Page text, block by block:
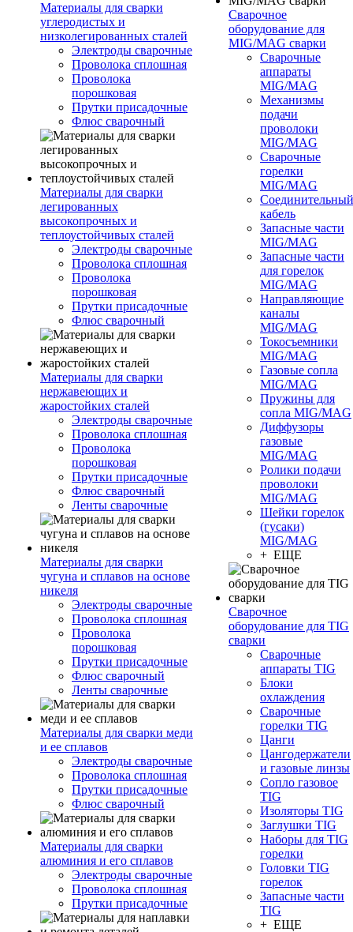
Материалы для сварки
углеродистых и
низколегированных сталей
Электроды сварочные
Проволока сплошная
Проволока
порошковая
Прутки присадочные
Флюс сварочный
Материалы для сварки
легированных
высокопрочных и
теплоустойчивых сталей
Электроды сварочные
Проволока сплошная
Проволока
порошковая
Прутки присадочные
Флюс сварочный
Материалы для сварки
нержавеющих и
жаростойких сталей
Электроды сварочные
Проволока сплошная
Проволока
порошковая
Прутки присадочные
Флюс сварочный
Ленты сварочные
Материалы для сварки
чугуна и сплавов на основе
никеля
Электроды сварочные
Проволока сплошная
Проволока
порошковая
Прутки присадочные
Флюс сварочный
Ленты сварочные
Материалы для сварки меди
и ее сплавов
Электроды сварочные
Проволока сплошная
Прутки присадочные
Флюс сварочный
Материалы для сварки
алюминия и его сплавов
Электроды сварочные
Проволока сплошная
Прутки присадочные
Сварочное
оборудование для
MIG/MAG сварки
Сварочные
аппараты
MIG/MAG
Механизмы
подачи
проволоки
MIG/MAG
Сварочные
горелки
MIG/MAG
Соединительный
кабель
Запасные части
MIG/MAG
Запасные части
для горелок
MIG/MAG
Направляющие
каналы
MIG/MAG
Токосъемники
MIG/MAG
Газовые сопла
MIG/MAG
Пружины для
сопла MIG/MAG
Диффузоры
газовые
MIG/MAG
Ролики подачи
проволоки
MIG/MAG
Шейки горелок
(гусаки)
MIG/MAG
+ ЕЩЕ
Сварочное
оборудование для TIG
сварки
Сварочные
аппараты TIG
Блоки
охлаждения
Сварочные
горелки TIG
Цанги
Цангодержатели
и газовые линзы
Сопло газовое
TIG
Изоляторы TIG
Заглушки TIG
Наборы для TIG
горелки
Головки TIG
горелок
Запасные части
TIG
+ ЕЩЕ